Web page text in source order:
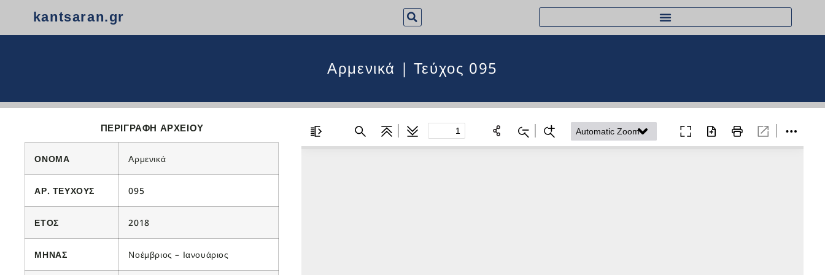
kantsaran.gr
Αρμενικά | Τεύχος 095
ΠΕΡΙΓΡΑΦΗ ΑΡΧΕΙΟΥ
ΟΝΟΜΑ Αρμενικά
ΑΡ. ΤΕΥΧΟΥΣ 095
ΕΤΟΣ 2018
ΜΗΝΑΣ Νοέμβριος – Ιανουάριος